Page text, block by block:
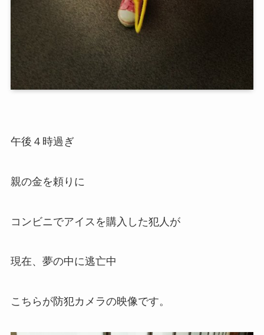
午後４時過ぎ
親の金を頼りに
コンビニでアイスを購入した犯人が
現在、夢の中に逃亡中
こちらが防犯カメラの映像です。